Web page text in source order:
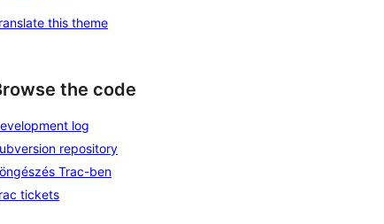
this theme
the code
log
repository
Trac-ben
tickets